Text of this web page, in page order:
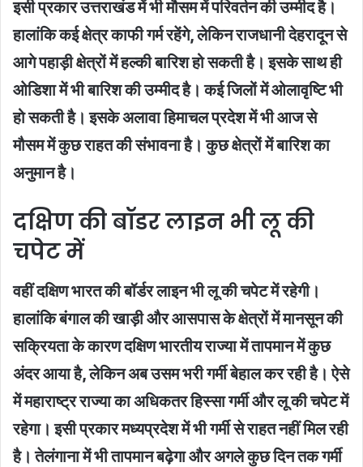
इसी प्रकार उत्तराखंड में भी मौसम में परिवर्तन की उम्मीद है।
हालांकि कई क्षेत्र काफी गर्म रहेंगे, लेकिन राजधानी देहरादून से
आगे पहाड़ी क्षेत्रों में हल्की बारिश हो सकती है। इसके साथ ही
ओडिशा में भी बारिश की उम्मीद है। कई जिलों में ओलावृष्टि भी
हो सकती है। इसके अलावा हिमाचल प्रदेश में भी आज से
मौसम में कुछ राहत की संभावना है। कुछ क्षेत्रों में बारिश का
अनुमान है।
दक्षिण की बॉडर लाइन भी लू की
चपेट में
वहीं दक्षिण भारत की बॉर्डर लाइन भी लू की चपेट में रहेगी।
हालांकि बंगाल की खाड़ी और आसपास के क्षेत्रों में मानसून की
सक्रियता के कारण दक्षिण भारतीय राज्या में तापमान में कुछ
अंदर आया है, लेकिन अब उसम भरी गर्मी बेहाल कर रही है। ऐसे
में महाराष्ट्र राज्या का अधिकतर हिस्सा गर्मी और लू की चपेट में
रहेगा। इसी प्रकार मध्यप्रदेश में भी गर्मी से राहत नहीं मिल रही
है। तेलंगाना में भी तापमान बढ़ेगा और अगले कुछ दिन तक गर्मी